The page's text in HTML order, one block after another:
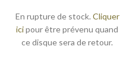
En rupture de stock. Cliquer
icipour être prévenu quand
ce disque sera de retour.